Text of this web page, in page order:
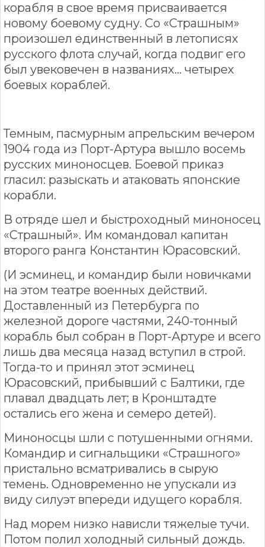
корабля в свое время присваивается
новому боевому судну. Со «Страшным»
произошел единственный в летописях
русского флота случай, когда подвиг его
был увековечен в названиях... четырех
боевых кораблей.
Темным, пасмурным апрельским вечером
1904 года из Порт-Артура вышло восемь
русских миноносцев. Боевой приказ
гласил: разыскать и атаковать японские
корабли.
В отряде шел и быстроходный миноносец
«Страшный». Им командовал капитан
второго ранга Константин Юрасовский.
(И эсминец, и командир были новичками
на этом театре военных действий.
Доставленный из Петербурга по
железной дороге частями, 240-тонный
корабль был собран в Порт-Артуре и всего
лишь два месяца назад вступил в строй.
Тогда-то и принял этот эсминец
Юрасовский, прибывший с Балтики, где
плавал двадцать лет; в Кронштадте
остались его жена и семеро детей).
Миноносцы шли с потушенными огнями.
Командир и сигнальщики «Страшного»
пристально всматривались в сырую
темень. Одновременно не упускали из
виду силуэт впереди идущего корабля.
Над морем низко нависли тяжелые тучи.
Потом полил холодный сильный дождь.